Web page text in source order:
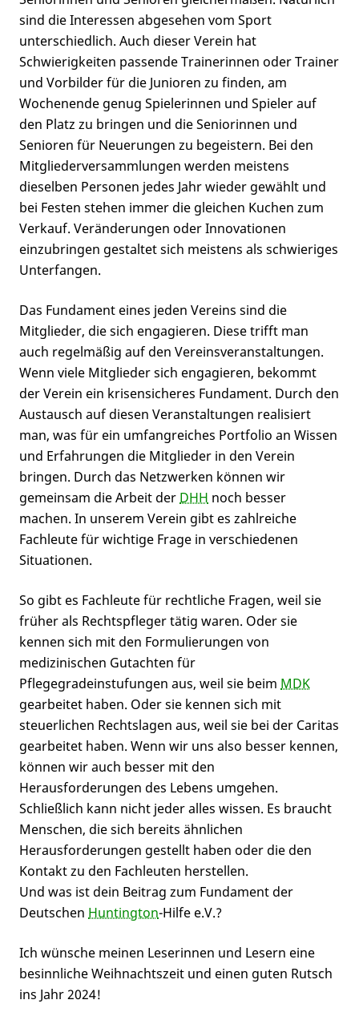
sind die Interessen abgesehen vom Sport
unterschiedlich. Auch dieser Verein hat
Schwierigkeiten passende Trainerinnen oder Trainer
und Vorbilder für die Junioren zu finden, am
Wochenende genug Spielerinnen und Spieler auf
den Platz zu bringen und die Seniorinnen und
Senioren für Neuerungen zu begeistern. Bei den
Mitgliederversammlungen werden meistens
dieselben Personen jedes Jahr wieder gewählt und
bei Festen stehen immer die gleichen Kuchen zum
Verkauf. Veränderungen oder Innovationen
einzubringen gestaltet sich meistens als schwieriges
Unterfangen.
Das Fundament eines jeden Vereins sind die
Mitglieder, die sich engagieren. Diese trifft man
auch regelmäßig auf den Vereinsveranstaltungen.
Wenn viele Mitglieder sich engagieren, bekommt
der Verein ein krisensicheres Fundament. Durch den
Austausch auf diesen Veranstaltungen realisiert
man, was für ein umfangreiches Portfolio an Wissen
und Erfahrungen die Mitglieder in den Verein
bringen. Durch das Netzwerken können wir
gemeinsam die Arbeit der DHH noch besser
machen. In unserem Verein gibt es zahlreiche
Fachleute für wichtige Frage in verschiedenen
Situationen.
So gibt es Fachleute für rechtliche Fragen, weil sie
früher als Rechtspfleger tätig waren. Oder sie
kennen sich mit den Formulierungen von
medizinischen Gutachten für
Pflegegradeinstufungen aus, weil sie beim MDK
gearbeitet haben. Oder sie kennen sich mit
steuerlichen Rechtslagen aus, weil sie bei der Caritas
gearbeitet haben. Wenn wir uns also besser kennen,
können wir auch besser mit den
Herausforderungen des Lebens umgehen.
Schließlich kann nicht jeder alles wissen. Es braucht
Menschen, die sich bereits ähnlichen
Herausforderungen gestellt haben oder die den
Kontakt zu den Fachleuten herstellen.
Und was ist dein Beitrag zum Fundament der
Deutschen Huntington-Hilfe e.V.?
Ich wünsche meinen Leserinnen und Lesern eine
besinnliche Weihnachtszeit und einen guten Rutsch
ins Jahr 2024!